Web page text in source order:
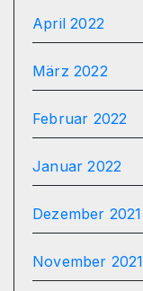
April 2022
März 2022
Februar 2022
Januar 2022
Dezember 2021
November 2021